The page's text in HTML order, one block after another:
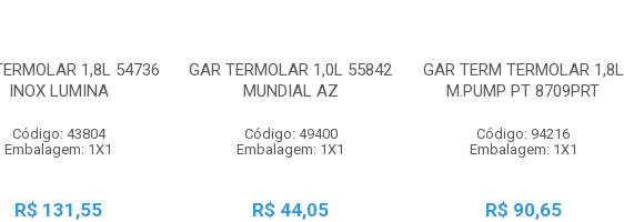
1,8L 54736
INOX LUMINA
Código: 43804
Embalagem: 1X1
R$ 131,55
GAR TERMOLAR 1,0L 55842
MUNDIAL AZ
Código: 49400
Embalagem: 1X1
R$ 44,05
GAR TERM TERMOLAR 1,8L
M.PUMP PT 8709PRT
Código: 94216
Embalagem: 1X1
R$ 90,65